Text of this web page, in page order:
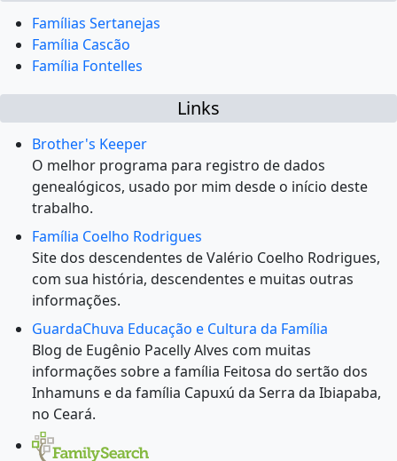
Famílias Sertanejas
Família Cascão
Família Fontelles
Links
Brother's Keeper
O melhor programa para registro de dados
genealógicos, usado por mim desde o início deste
trabalho.
Família Coelho Rodrigues
Site dos descendentes de Valério Coelho Rodrigues,
com sua história, descendentes e muitas outras
informações.
GuardaChuva Educação e Cultura da Família
Blog de Eugênio Pacelly Alves com muitas
informações sobre a família Feitosa do sertão dos
Inhamuns e da família Capuxú da Serra da Ibiapaba,
no Ceará.